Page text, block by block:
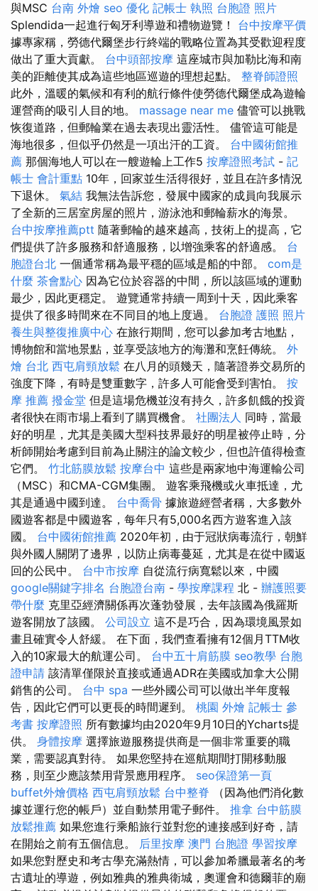
與MSC 台南 外燴 seo 優化 記帳士 執照 台胞證 照片
Splendida一起進行匈牙利導遊和禮物遊覽！ 台中按摩平價
據專家稱，勞德代爾堡步行終端的戰略位置為其受歡迎程度
做出了重大貢獻。 台中頭部按摩 這座城市與加勒比海和南
美的距離使其成為這些地區巡遊的理想起點。 整脊師證照
此外，溫暖的氣候和有利的航行條件使勞德代爾堡成為遊輪
運營商的吸引人目的地。 massage near me 儘管可以挑戰
恢復道路，但郵輪業在過去表現出靈活性。 儘管這可能是
海地很多，但似乎仍然是一項出汗的工資。 台中國術館推
薦 那個海地人可以在一艘遊輪上工作5 按摩證照考試 - 記
帳士 會計重點 10年，回家並生活得很好，並且在許多情況
下退休。 氣結 我無法告訴您，發展中國家的成員向我展示
了全新的三居室房屋的照片，游泳池和郵輪薪水的海景。
台中按摩推薦ptt 隨著郵輪的越來越高，技術上的提高，它
們提供了許多服務和舒適服務，以增強乘客的舒適感。 台
胞證台北 一個通常稱為最平穩的區域是船的中部。 com是
什麼 茶會點心 因為它位於容器的中間，所以該區域的運動
最少，因此更穩定。 遊覽通常持續一周到十天，因此乘客
提供了很多時間來在不同目的地上度過。 台胞證 護照 照片
養生與整復推廣中心 在旅行期間，您可以參加考古地點，
博物館和當地景點，並享受該地方的海灘和烹飪傳統。 外
燴 台北 西屯肩頸放鬆 在八月的頭幾天，隨著證券交易所的
強度下降，有時是雙重數字，許多人可能會受到害怕。 按
摩 推薦 撥金堂 但是這場危機並沒有持久，許多飢餓的投資
者很快在雨市場上看到了購買機會。 社團法人 同時，當最
好的明星，尤其是美國大型科技界最好的明星被停止時，分
析師開始考慮到目前為止關注的論文較少，但也許值得檢查
它們。 竹北筋膜放鬆 按摩台中 這些是兩家地中海運輸公司
（MSC）和CMA-CGM集團。 遊客乘飛機或火車抵達，尤
其是通過中國到達。 台中喬骨 據旅遊經營者稱，大多數外
國遊客都是中國遊客，每年只有5,000名西方遊客進入該
國。 台中國術館推薦 2020年初，由于冠狀病毒流行，朝鮮
與外國人關閉了邊界，以防止病毒蔓延，尤其是在從中國返
回的公民中。 台中市按摩 自從流行病寬鬆以來，中國
google關鍵字排名 台胞證台南 - 學按摩課程 北 - 辦護照要
帶什麼 克里亞經濟關係再次蓬勃發展，去年該國為俄羅斯
遊客開放了該國。 公司設立 這不是巧合，因為環境風景如
畫且確實令人舒緩。 在下面，我們查看擁有12個月TTM收
入的10家最大的航運公司。 台中五十肩筋膜 seo教學 台胞
證申請 該清單僅限於直接或通過ADR在美國或加拿大公開
銷售的公司。 台中 spa 一些外國公司可以做出半年度報
告，因此它們可以更長的時間遲到。 桃園 外燴 記帳士 參
考書 按摩證照 所有數據均由2020年9月10日的Ycharts提
供。 身體按摩 選擇旅遊服務提供商是一個非常重要的職
業，需要認真對待。 如果您堅持在巡航期間打開移動服
務，則至少應該禁用背景應用程序。 seo保證第一頁
buffet外燴價格 西屯肩頸放鬆 台中整脊 （因為他們消化數
據並運行您的帳戶）並自動禁用電子郵件。 推拿 台中筋膜
放鬆推薦 如果您進行乘船旅行並對您的連接感到好奇，請
在開始之前有五個信息。 后里按摩 澳門 台胞證 學習按摩
如果您對歷史和考古學充滿熱情，可以參加希臘最著名的考
古遺址的導遊，例如雅典的雅典衛城，奧運會和德爾菲的廟